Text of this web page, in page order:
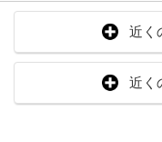
近く
近く